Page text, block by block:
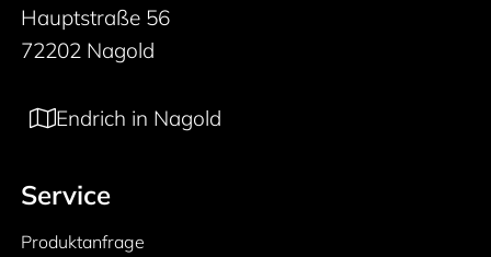
Hauptstraße 56
72202 Nagold
Endrich in Nagold
Service
Produktanfrage